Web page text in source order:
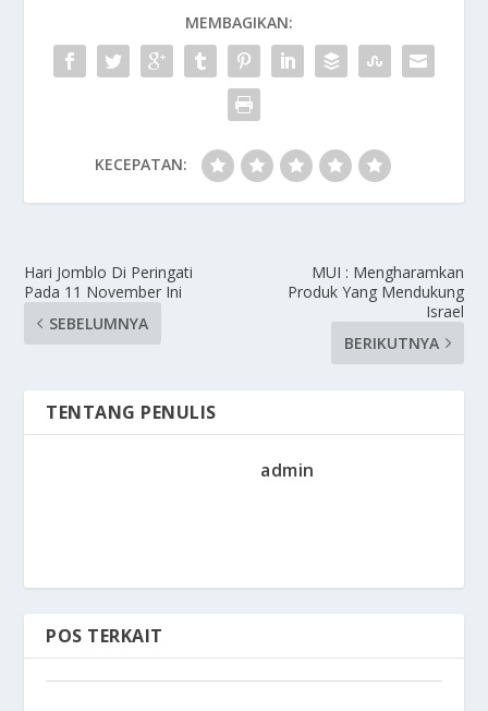
MEMBAGIKAN:
KECEPATAN:
Hari Jomblo Di Peringati
Pada 11 November Ini
SEBELUMNYA
MUI : Mengharamkan
Produk Yang Mendukung
Israel
BERIKUTNYA
TENTANG PENULIS
admin
POS TERKAIT